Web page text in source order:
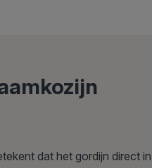
dat het gordijn direct